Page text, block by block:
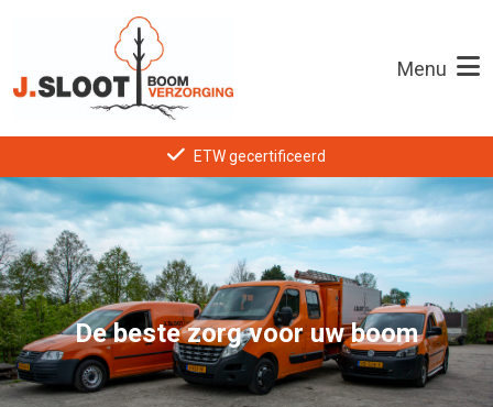
Menu
ETW gecertificeerd
De beste zorg voor uw boom